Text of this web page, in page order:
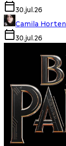
30.jul.26
Camila
30.jul.26